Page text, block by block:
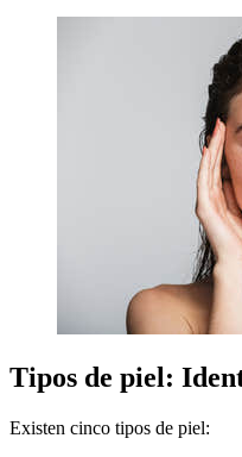
Tipos de piel:
Existen cinco tipos de piel: